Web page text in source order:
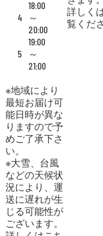
4
18:00
～
20:00
5
19:00
～
21:00
※地域により
最短お届け可
能日時が異な
りますので予
めご了承下さ
い。
※大雪、台風
などの天候状
況により、運
送に遅れが生
じる可能性が
ございます。
詳しく
覧くだ